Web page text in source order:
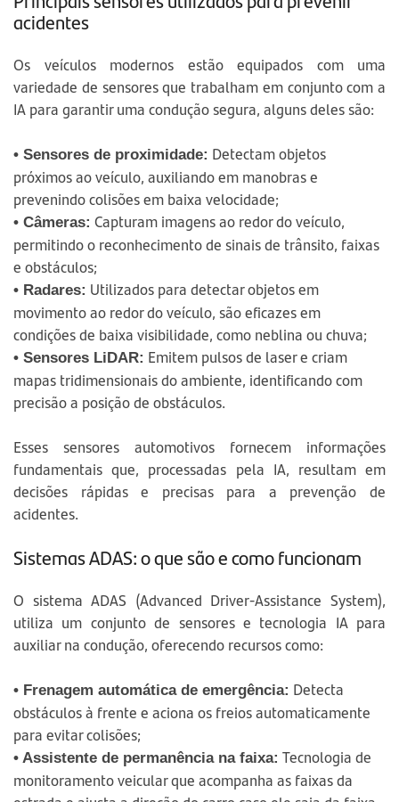
acidentes
Os veículos modernos estão equipados com uma
variedade de sensores que trabalham em conjunto com a
IA para garantir uma condução segura, alguns deles são:
• Sensores de proximidade: Detectam objetos
próximos ao veículo, auxiliando em manobras e
prevenindo colisões em baixa velocidade;
• Câmeras: Capturam imagens ao redor do veículo,
permitindo o reconhecimento de sinais de trânsito, faixas
e obstáculos;
• Radares: Utilizados para detectar objetos em
movimento ao redor do veículo, são eficazes em
condições de baixa visibilidade, como neblina ou chuva;
• Sensores LiDAR: Emitem pulsos de laser e criam
mapas tridimensionais do ambiente, identificando com
precisão a posição de obstáculos.
Esses sensores automotivos fornecem informações
fundamentais que, processadas pela IA, resultam em
decisões rápidas e precisas para a prevenção de
acidentes.
Sistemas ADAS: o que são e como funcionam
O sistema ADAS (Advanced Driver-Assistance System),
utiliza um conjunto de sensores e tecnologia IA para
auxiliar na condução, oferecendo recursos como:
• Frenagem automática de emergência: Detecta
obstáculos à frente e aciona os freios automaticamente
para evitar colisões;
• Assistente de permanência na faixa: Tecnologia de
monitoramento veicular que acompanha as faixas da